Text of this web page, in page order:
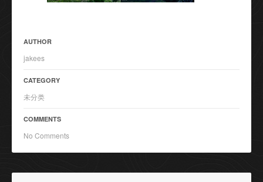
AUTHOR
jakees
CATEGORY
未分类
COMMENTS
No Comments